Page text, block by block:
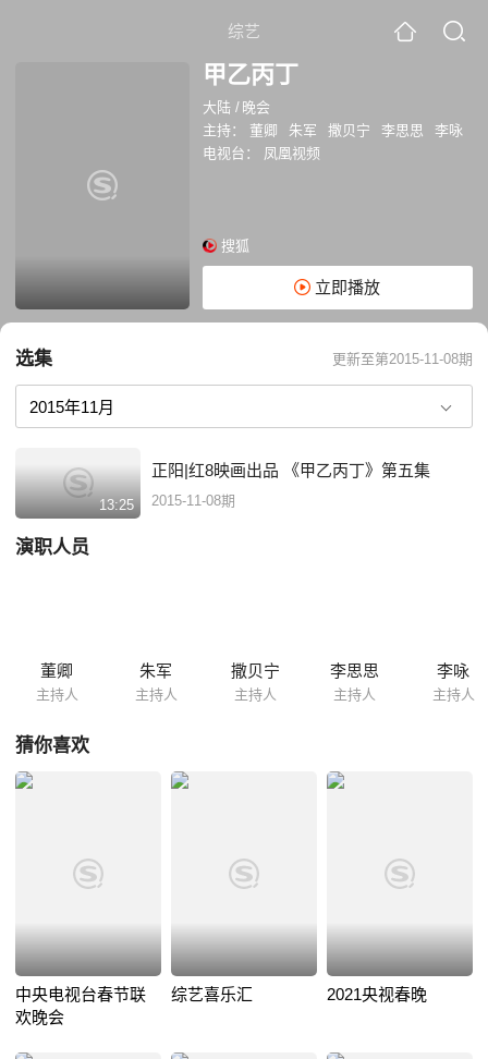
综艺
甲乙丙丁
大陆 / 晚会
主持：
董卿 朱军 撒贝宁 李思思
李咏
电视台：
凤凰视频
搜狐
立即播放
选集 更新至第2015-11-08期
13:25
正阳|红8映画出品 《甲乙丙丁》第五集
2015-11-08期
演职人员
董卿
主持人
朱军
主持人
撒贝宁
主持人
李思思
主持人
李咏
主持人
猜你喜欢
中央电视台春节联
欢晚会
综艺喜乐汇 2021央视春晚